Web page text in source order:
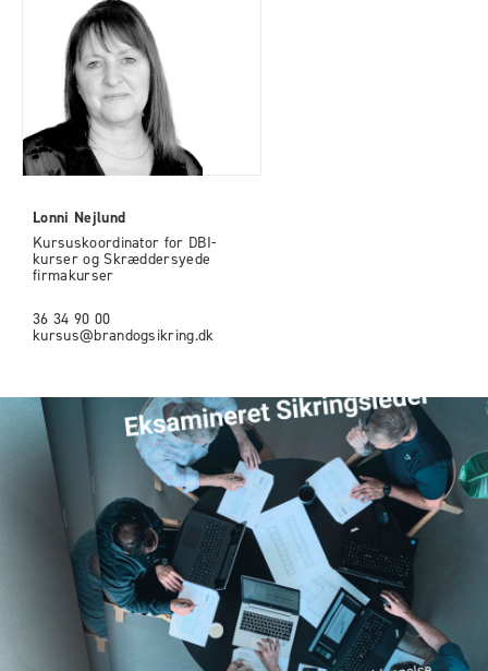
Lonni Nejlund
Kursuskoordinator for DBI-
kurser og Skræddersyede
firmakurser
36 34 90 00
kursus@brandogsikring.dk